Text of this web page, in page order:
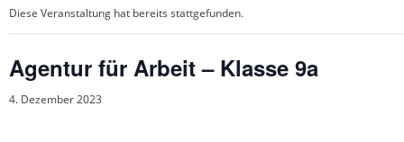
Diese Veranstaltung hat bereits stattgefunden.
Agentur für Arbeit – Klasse 9a
4. Dezember 2023